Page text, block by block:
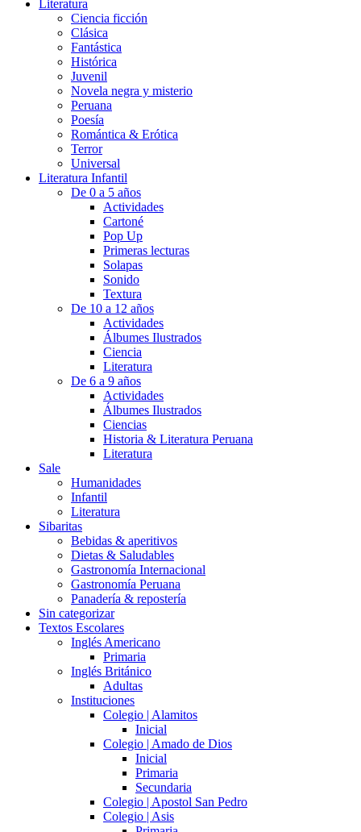
Literatura
Ciencia ficción
Clásica
Fantástica
Histórica
Juvenil
Novela negra y misterio
Peruana
Poesía
Romántica & Erótica
Terror
Universal
Literatura Infantil
De 0 a 5 años
Actividades
Cartoné
Pop Up
Primeras lecturas
Solapas
Sonido
Textura
De 10 a 12 años
Actividades
Álbumes Ilustrados
Ciencia
Literatura
De 6 a 9 años
Actividades
Álbumes Ilustrados
Ciencias
Historia & Literatura Peruana
Literatura
Sale
Humanidades
Infantil
Literatura
Sibaritas
Bebidas & aperitivos
Dietas & Saludables
Gastronomía Internacional
Gastronomía Peruana
Panadería & repostería
Sin categorizar
Textos Escolares
Inglés Americano
Primaria
Inglés Británico
Adultas
Instituciones
Colegio | Alamitos
Inicial
Colegio | Amado de Dios
Inicial
Primaria
Secundaria
Colegio | Apostol San Pedro
Colegio | Asis